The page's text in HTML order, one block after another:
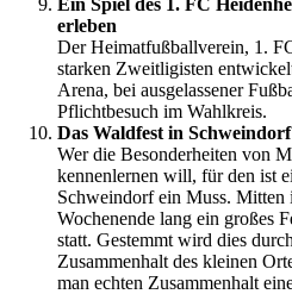
erleben
Der Heimatfußballverein, 1.
starken Zweitligisten
Arena, bei ausgelassener
Pflichtbesuch im Wahlkreis.
Das Waldfest in Schweindorf
Wer die Besonderheiten von
kennenlernen will, für den ist
Schweindorf ein Muss. Mitten
Wochenende lang ein großes
statt. Gestemmt wird dies
Zusammenhalt des kleinen
man echten Zusammenhalt